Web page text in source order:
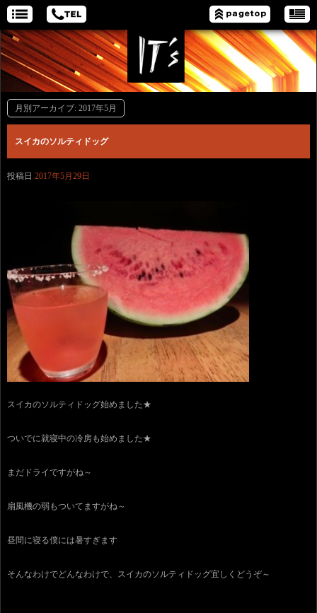
月別アーカイブ: 2017年5月
スイカのソルティドッグ
投稿日 2017年5月29日
スイカのソルティドッグ始めました★
ついでに就寝中の冷房も始めました★
まだドライですがね～
扇風機の弱もついてますがね～
昼間に寝る僕には暑すぎます
そんなわけでどんなわけで、スイカのソルティドッグ宜しくどうぞ～